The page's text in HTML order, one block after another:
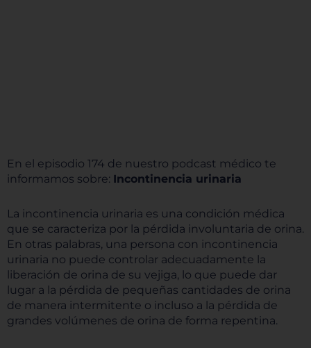
En el episodio 174 de nuestro podcast médico te
informamos sobre: Incontinencia urinaria
La incontinencia urinaria es una condición médica
que se caracteriza por la pérdida involuntaria de orina.
En otras palabras, una persona con incontinencia
urinaria no puede controlar adecuadamente la
liberación de orina de su vejiga, lo que puede dar
lugar a la pérdida de pequeñas cantidades de orina
de manera intermitente o incluso a la pérdida de
grandes volúmenes de orina de forma repentina.